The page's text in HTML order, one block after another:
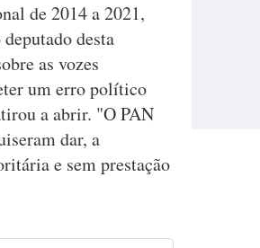
de 2014 a 2021,
desta
as vozes
um erro político
a abrir. "O PAN
dar, a
e sem prestação